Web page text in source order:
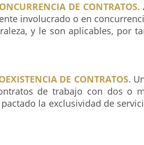
DE CONTRATOS.
involucrado o en
y le son aplicables, por
DE CONTRATOS.
de trabajo con dos o
la exclusividad de